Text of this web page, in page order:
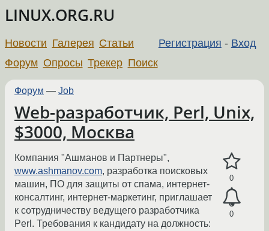
LINUX.ORG.RU
Регистрация - Вход
Новости Галерея Статьи
Форум Опросы Трекер Поиск
Форум — Job
Web-разработчик, Perl, Unix,
$3000, Москва
0
0
Компания "Ашманов и Партнеры",
www.ashmanov.com, разработка поисковых
машин, ПО для защиты от спама, интернет-
консалтинг, интернет-маркетинг, приглашает
к сотрудничеству ведущего разработчика
Perl. Требования к кандидату на должность: